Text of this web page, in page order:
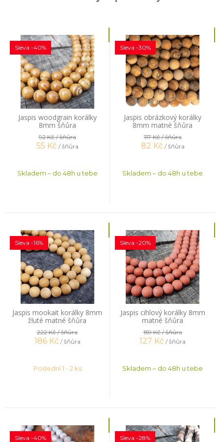
Jaspis woodgrain korálky
8mm šňůra
Sleva -40%
92 Kč/ šňůra
55 Kč / šňůra
Skladem – do 48h u tebe
Jaspis obrázkový korálky
8mm matné šňůra
Sleva -30%
117 Kč/ šňůra
82 Kč / šňůra
Skladem – do 48h u tebe
Jaspis mookait korálky 8mm
žluté matné šňůra
Sleva -16%
222 Kč/ šňůra
186 Kč / šňůra
Poslední 1 - 2 ks
Jaspis cihlový korálky 8mm
matné šňůra
Sleva -20%
159 Kč/ šňůra
127 Kč / šňůra
Skladem – do 48h u tebe
Sleva -40% Sleva -28%